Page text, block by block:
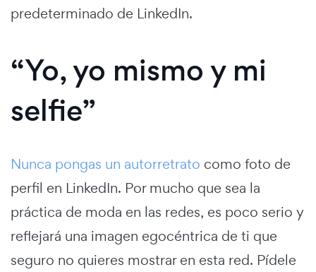
predeterminado de LinkedIn.
“Yo, yo mismo y mi
selfie”
Nunca pongas un autorretrato como foto de
perfil en LinkedIn. Por mucho que sea la
práctica de moda en las redes, es poco serio y
reflejará una imagen egocéntrica de ti que
seguro no quieres mostrar en esta red. Pídele